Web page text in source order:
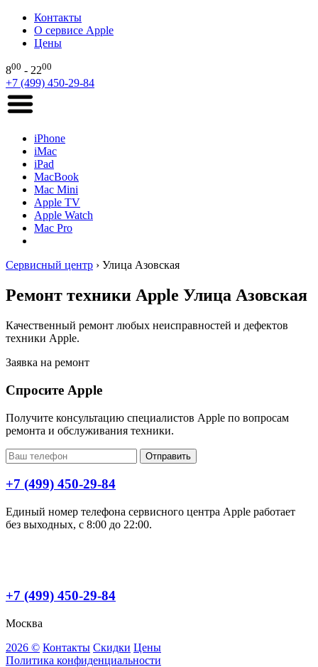
Контакты
О сервисе Apple
Цены
800 - 2200
+7 (499) 450-29-84
iPhone
iMac
iPad
MacBook
Mac Mini
Apple TV
Apple Watch
Mac Pro
Сервисный центр › Улица Азовская
Ремонт техники Apple Улица Азовская
Качественный ремонт любых неисправностей и дефектов
техники Apple.
Заявка на ремонт
Спросите Apple
Получите консультацию специалистов Apple по вопросам
ремонта и обслуживания техники.
Отправить
+7 (499) 450-29-84
Единый номер телефона сервисного центра Apple работает
без выходных, с 8:00 до 22:00.
+7 (499) 450-29-84
Москва
2026 © Контакты Скидки Цены
Политика конфиденциальности